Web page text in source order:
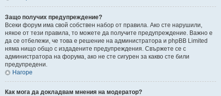
Защо получих предупреждение?
Всеки форум има свой собствен набор от правила. Ако сте нарушили,
някое от тези правила, то можете да получите предупреждение. Важно е
да се отбележи, че това е решение на администратора и phpBB Limited
няма нищо общо с издадените предупреждения. Свържете се с
администратора на форума, ако не сте сигурен за какво сте били
предупредени.
Нагоре
Как мога да докладвам мнения на модератор?